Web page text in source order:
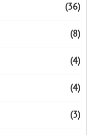
(36)
(8)
(4)
(4)
(3)